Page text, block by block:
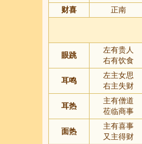
财喜
正南
眼跳
左有贵人
右有饮食
耳鸣
左主女思
右主失财
耳热
主有僧道
莅临商事
面热
主有喜事
又主得财